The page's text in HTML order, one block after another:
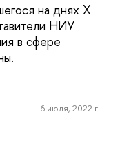
на днях X
НИУ
в сфере
6 июля, 2022 г.